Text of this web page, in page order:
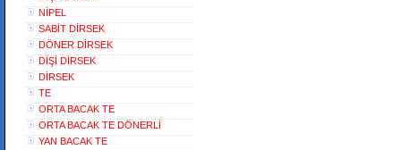
NİPEL
SABİT DİRSEK
DÖNER DİRSEK
DİŞİ DİRSEK
DİRSEK
TE
ORTA BACAK TE
ORTA BACAK TE DÖNERLİ
YAN BACAK TE